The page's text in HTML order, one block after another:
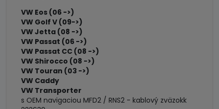
VW Eos (06 ->)
VW Golf V (09->)
VW Jetta (08 ->)
VW Passat (06 ->)
VW Passat CC (08 ->)
VW Shirocco (08 ->)
VW Touran (03 ->)
VW Caddy
VW Transporter
s OEM navigaciou MFD2 / RNS2 - kablový zväzokk